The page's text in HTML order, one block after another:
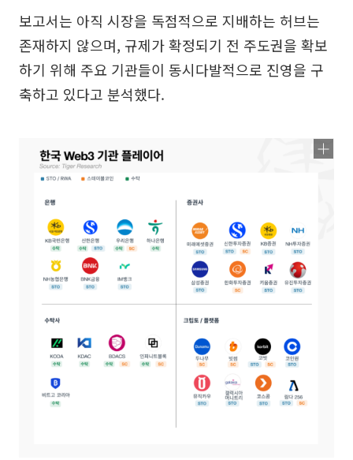
보고서는 아직 시장을 독점적으로 지배하는 허브는
존재하지 않으며, 규제가 확정되기 전 주도권을 확보
하기 위해 주요 기관들이 동시다발적으로 진영을 구
축하고 있다고 분석했다.